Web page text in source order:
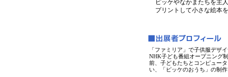
ピッケやなかまたちを主
プリントして小さな絵本
「ファミリア」で子供服デザ
NHK子ども番組オープニング
前、子どもたちとコンピュー
い、「ピッケのおうち」の制